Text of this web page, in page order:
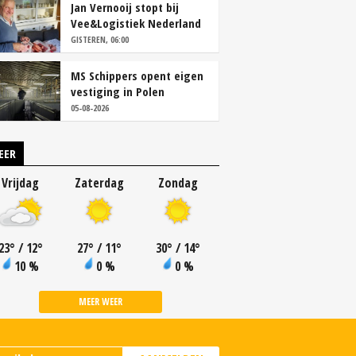
Jan Vernooij stopt bij
Vee&Logistiek Nederland
GISTEREN, 06:00
MS Schippers opent eigen
vestiging in Polen
05-08-2026
Vrijdag
° / 12°
10 %
Zaterdag
27° / 11°
0 %
Zondag
30° / 14°
0 %
MEER WEER